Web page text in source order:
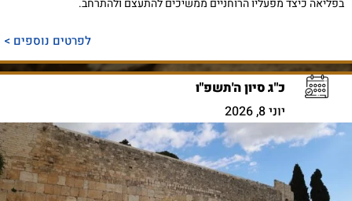
בפליאה כיצד מפעליו הרוחניים ממשיכים להתעצם ולהתרחב.
לפרטים נוספים >
כ"ג סיון ה'תשפ"ו
יוני 8, 2026